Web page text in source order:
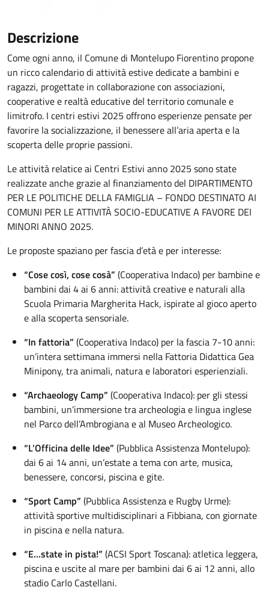
Descrizione
Come ogni anno, il Comune di Montelupo Fiorentino propone
un ricco calendario di attività estive dedicate a bambini e
ragazzi, progettate in collaborazione con associazioni,
cooperative e realtà educative del territorio comunale e
limitrofo. I centri estivi 2025 offrono esperienze pensate per
favorire la socializzazione, il benessere all’aria aperta e la
scoperta delle proprie passioni.
Le attività relatice ai Centri Estivi anno 2025 sono state
realizzate anche grazie al finanziamento del DIPARTIMENTO
PER LE POLITICHE DELLA FAMIGLIA – FONDO DESTINATO AI
COMUNI PER LE ATTIVITÀ SOCIO-EDUCATIVE A FAVORE DEI
MINORI ANNO 2025.
Le proposte spaziano per fascia d’età e per interesse:
“Cose così, cose cosà” (Cooperativa Indaco) per bambine e
bambini dai 4 ai 6 anni: attività creative e naturali alla
Scuola Primaria Margherita Hack, ispirate al gioco aperto
e alla scoperta sensoriale.
“In fattoria” (Cooperativa Indaco) per la fascia 7-10 anni:
un’intera settimana immersi nella Fattoria Didattica Gea
Minipony, tra animali, natura e laboratori esperienziali.
“Archaeology Camp” (Cooperativa Indaco): per gli stessi
bambini, un’immersione tra archeologia e lingua inglese
nel Parco dell’Ambrogiana e al Museo Archeologico.
“L’Officina delle Idee” (Pubblica Assistenza Montelupo):
dai 6 ai 14 anni, un’estate a tema con arte, musica,
benessere, concorsi, piscina e gite.
“Sport Camp” (Pubblica Assistenza e Rugby Urme):
attività sportive multidisciplinari a Fibbiana, con giornate
in piscina e nella natura.
“E…state in pista!” (ACSI Sport Toscana): atletica leggera,
piscina e uscite al mare per bambini dai 6 ai 12 anni, allo
stadio Carlo Castellani.